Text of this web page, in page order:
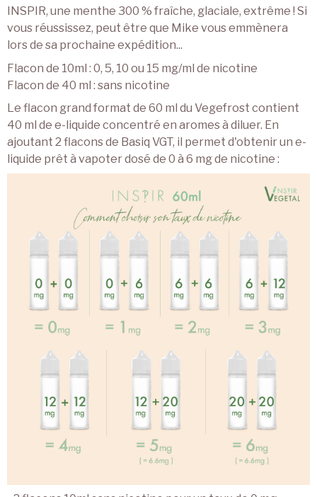
INSPIR, une menthe 300 % fraîche, glaciale, extrême ! Si
vous réussissez, peut être que Mike vous emmènera
lors de sa prochaine expédition...
Flacon de 10ml : 0, 5, 10 ou 15 mg/ml de nicotine
Flacon de 40 ml : sans nicotine
Le flacon grand format de 60 ml du Vegefrost contient
40 ml de e-liquide concentré en aromes à diluer. En
ajoutant 2 flacons de Basiq VGT, il permet d'obtenir un e-
liquide prêt à vapoter dosé de 0 à 6 mg de nicotine :